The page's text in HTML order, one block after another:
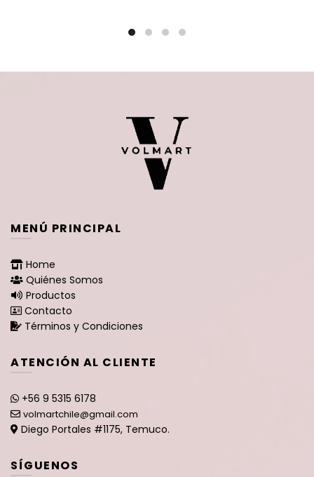
MENÚ PRINCIPAL
Home
Quiénes Somos
Productos
Contacto
Términos y Condiciones
ATENCIÓN AL CLIENTE
+56 9 5315 6178
volmartchile@gmail.com
Diego Portales #1175, Temuco.
SÍGUENOS